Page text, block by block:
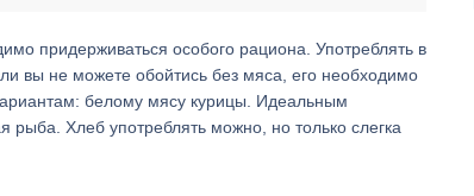
придерживаться особого рациона. Употреблять в
вы не можете обойтись без мяса, его необходимо
белому мясу курицы. Идеальным
рыба. Хлеб употреблять можно, но только слегка